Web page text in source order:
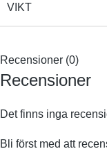
VIKT
Recensioner (0)
Recensioner
Det finns inga
Bli först med att